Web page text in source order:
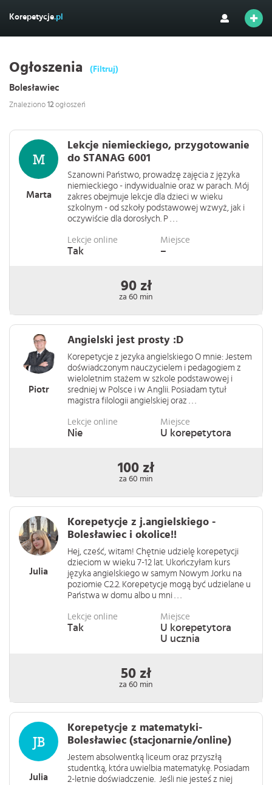
Korepetycje.pl
Ogłoszenia (Filtruj)
Bolesławiec
Znaleziono 12ogłoszeń
Marta
Lekcje niemieckiego, przygotowanie
do STANAG 6001
Szanowni Państwo, prowadzę zajęcia z języka
niemieckiego - indywidualnie oraz w parach. Mój
zakres obejmuje lekcje dla dzieci w wieku
szkolnym - od szkoły podstawowej wzwyż, jak i
oczywiście dla dorosłych. P . . .
Lekcje online
Tak
Miejsce
–
90 zł
za 60 min
Piotr
Angielski jest prosty :D
Korepetycje z jezyka angielskiego O mnie: Jestem
doświadczonym nauczycielem i pedagogiem z
wieloletnim stażem w szkole podstawowej i
sredniej w Polsce i w Anglii. Posiadam tytuł
magistra filologii angielskiej oraz . . .
Lekcje online
Nie
Miejsce
U korepetytora
100 zł
za 60 min
Julia
Korepetycje z j.angielskiego -
Bolesławiec i okolice!!
Hej, cześć, witam! Chętnie udzielę korepetycji
dzieciom w wieku 7-12 lat. Ukończyłam kurs
języka angielskiego w samym Nowym Jorku na
poziomie C2.2. Korepetycje mogą być udzielane u
Państwa w domu albo u mni . . .
Lekcje online
Tak
Miejsce
U korepetytora
U ucznia
50 zł
za 60 min
Julia
Korepetycje z matematyki-
Bolesławiec (stacjonarnie/online)
Jestem absolwentką liceum oraz przyszłą
studentką, która uwielbia matematykę. Posiadam
2-letnie doświadczenie. Jeśli nie jesteś z niej